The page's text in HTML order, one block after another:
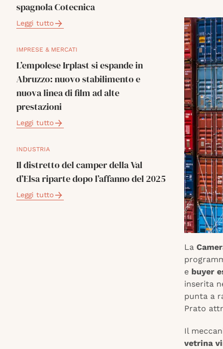
spagnola Cotecnica
Leggi tutto
IMPRESE & MERCATI
L’empolese Irplast si espande in
Abruzzo: nuovo stabilimento e
nuova linea di film ad alte
prestazioni
Leggi tutto
INDUSTRIA
Il distretto del camper della Val
d’Elsa riparte dopo l’affanno del 2025
Leggi tutto
La
e buyer
inserita
punta a
Prato
Il
vetrina